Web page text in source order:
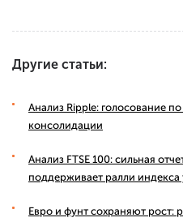
Другие статьи:
Анализ Ripple: голосование
консолидации
Анализ FTSE 100: сильная
поддерживает ралли
Евро и фунт сохраняют рост: